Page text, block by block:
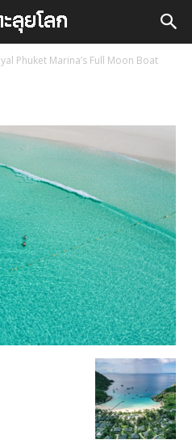
Phuket Marina’s Full Moon Boat